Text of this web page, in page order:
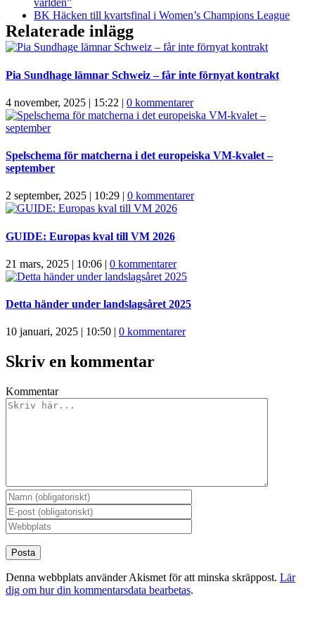
världen”
BK Häcken till kvartsfinal i Women’s Champions League
Relaterade inlägg
Pia Sundhage lämnar Schweiz – får inte förnyat kontrakt
4 november, 2025 | 15:22 | 0 kommentarer
Spelschema för matcherna i det europeiska VM-kvalet –
september
2 september, 2025 | 10:29 | 0 kommentarer
GUIDE: Europas kval till VM 2026
21 mars, 2025 | 10:06 | 0 kommentarer
Detta händer under landslagsåret 2025
10 januari, 2025 | 10:50 | 0 kommentarer
Skriv en kommentar
Kommentar
Denna webbplats använder Akismet för att minska skräppost. Lär
dig om hur din kommentarsdata bearbetas.